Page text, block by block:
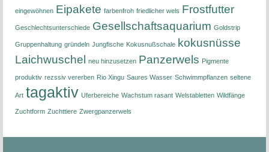
eingewöhnen Eipakete farbenfroh friedlicher wels Frostfutter
Geschlechtsunterschiede Gesellschaftsaquarium Goldstrip
Gruppenhaltung gründeln Jungfische Kokusnußschale kokusnüsse
Laichwuschel neu hinzusetzen Panzerwels Pigmente
produktiv rezssiv vererben Rio Xingu Saures Wasser Schwimmpflanzen seltene
Art tagaktiv Uferbereiche Wachstum rasant Welstabletten Wildfänge
Zuchtform Zuchttiere Zwergpanzerwels